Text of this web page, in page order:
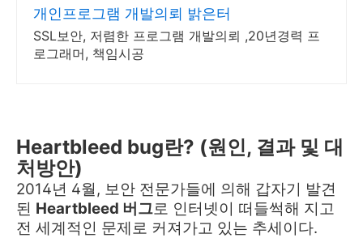
개인프로그램 개발의뢰 밝은터
SSL보안, 저렴한 프로그램 개발의뢰 ,20년경력 프
로그래머, 책임시공
Heartbleed bug란? (원인, 결과 및 대
처방안)
2014년 4월, 보안 전문가들에 의해 갑자기 발견
된 Heartbleed 버그로 인터넷이 떠들썩해 지고
전 세계적인 문제로 커져가고 있는 추세이다.